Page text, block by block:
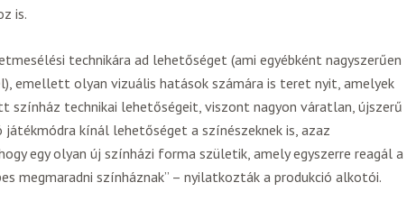
is.
technikára ad lehetőséget (ami egyébként nagyszerűen
emellett olyan vizuális hatások számára is teret nyit, amelyek
színház technikai lehetőségeit, viszont nagyon váratlan, újszerű
kínál lehetőséget a színészeknek is, azaz
egy olyan új színházi forma születik, amely egyszerre reagál a
megmaradni színháznak” – nyilatkozták a produkció alkotói.